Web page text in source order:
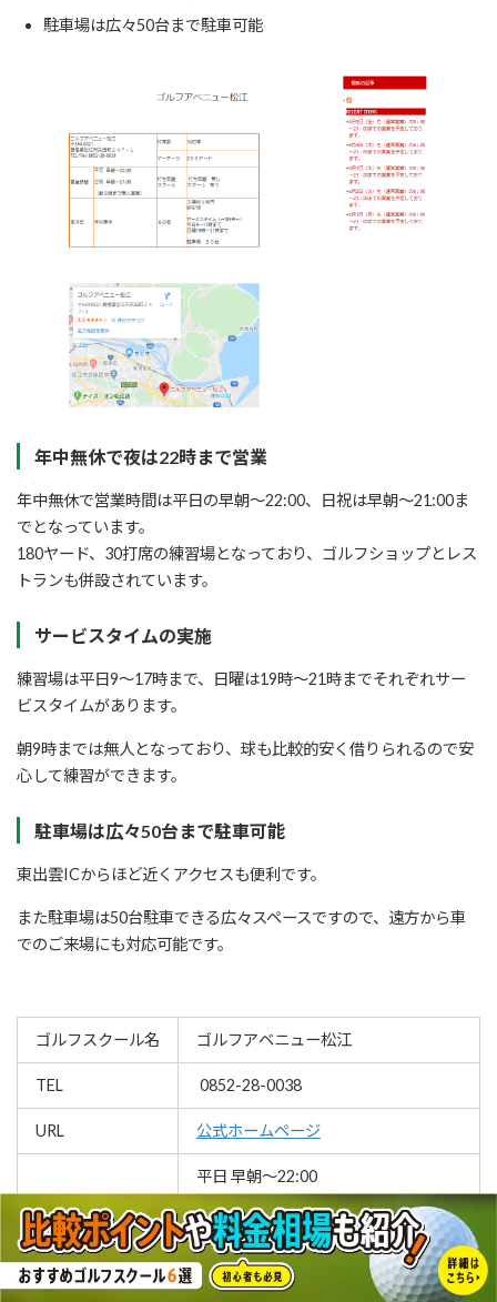
駐車場は広々50台まで駐車可能
年中無休で夜は22時まで営業
年中無休で営業時間は平日の早朝～22:00、日祝は早朝～21:00ま
でとなっています。
180ヤード、30打席の練習場となっており、ゴルフショップとレス
トランも併設されています。
サービスタイムの実施
練習場は平日9～17時まで、日曜は19時～21時までそれぞれサー
ビスタイムがあります。
朝9時までは無人となっており、球も比較的安く借りられるので安
心して練習ができます。
駐車場は広々50台まで駐車可能
東出雲ICからほど近くアクセスも便利です。
また駐車場は50台駐車できる広々スペースですので、遠方から車
でのご来場にも対応可能です。
ゴルフスクール名 ゴルフアベニュー松江
TEL 0852-28-0038
URL 公式ホームページ
時間・曜日
平日 早朝～22:00
日祝 早朝～21:00
詳しくはお問い合わせください
料金 詳しくはお問い合わせください